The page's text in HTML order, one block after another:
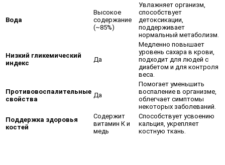
Вода
Высокое
содержание
(~85%)
Увлажняет организм,
способствует
детоксикации,
поддерживает
нормальный метаболизм.
Низкий гликемический
индекс
Да
Медленно повышает
уровень сахара в крови,
подходит для людей с
диабетом и для контроля
веса.
Противовоспалительные
свойства
Да
Помогает уменьшить
воспаление в организме,
облегчает симптомы
некоторых заболеваний.
Поддержка здоровья
костей
Содержит
витамин К и
медь
Способствует усвоению
кальция, укрепляет
костную ткань.